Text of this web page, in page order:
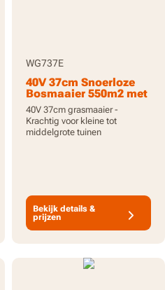
WG737E
40V 37cm Snoerloze
Bosmaaier 550m2 met
x2 4.0Ah Batterijen en
Lader
40V 37cm grasmaaier -
Krachtig voor kleine tot
middelgrote tuinen
Bekijk details &
prijzen